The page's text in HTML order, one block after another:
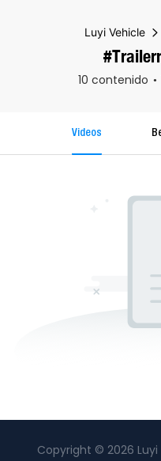
Luyi Vehicle
10 contenido
Videos
Copyright © 2026